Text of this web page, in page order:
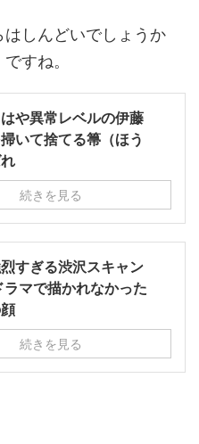
しんどいでしょうか
すね。
や異常レベルの伊藤
いて捨てる箒（ほう
続きを見る
すぎる渋沢スキャン
ラマで描かれなかった
続きを見る